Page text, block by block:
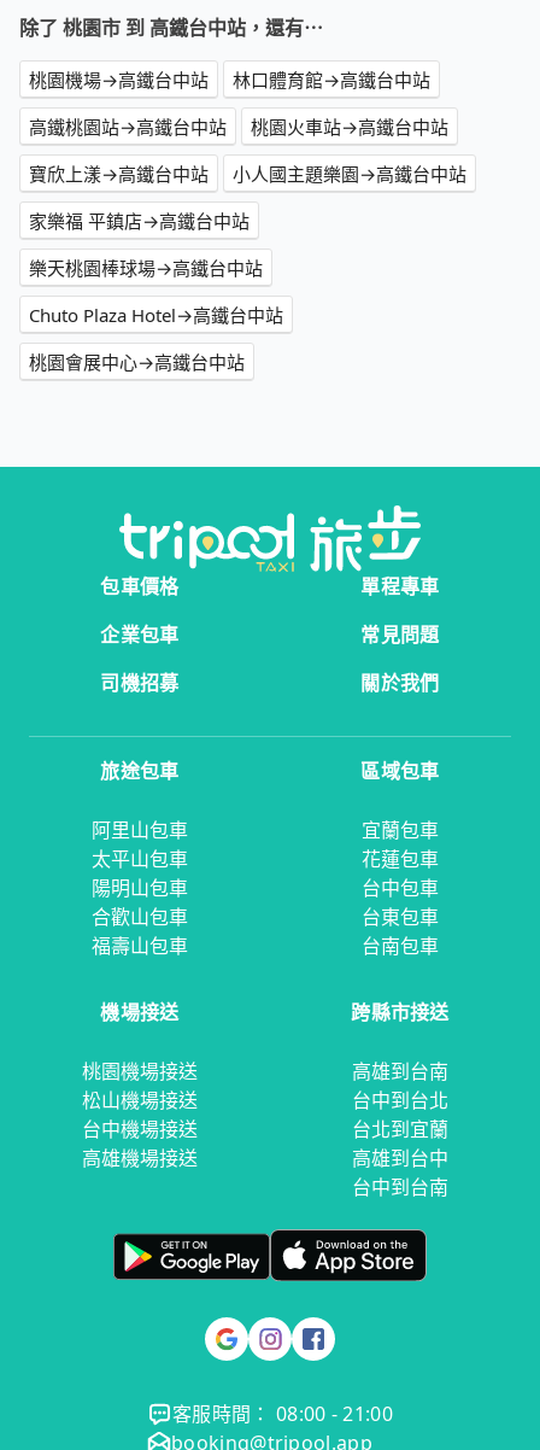
除了 桃園市 到 高鐵台中站，還有⋯
桃園機場→高鐵台中站
林口體育館→高鐵台中站
高鐵桃園站→高鐵台中站
桃園火車站→高鐵台中站
寶欣上漾→高鐵台中站
小人國主題樂園→高鐵台中站
家樂福 平鎮店→高鐵台中站
樂天桃園棒球場→高鐵台中站
Chuto Plaza Hotel→高鐵台中站
桃園會展中心→高鐵台中站
包車價格
單程專車
企業包車
常見問題
司機招募
關於我們
旅途包車
阿里山包車
太平山包車
陽明山包車
合歡山包車
福壽山包車
區域包車
宜蘭包車
花蓮包車
台中包車
台東包車
台南包車
機場接送
桃園機場接送
松山機場接送
台中機場接送
高雄機場接送
跨縣市接送
高雄到台南
台中到台北
台北到宜蘭
高雄到台中
台中到台南
客服時間： 08:00 - 21:00
booking@tripool.app